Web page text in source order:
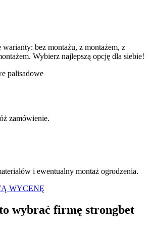
warianty: bez montażu, z montażem, z
Wybierz najlepszą opcję dla siebie!
zamówienie.
i ewentualny montaż ogrodzenia.
WYCENĘ
wybrać firmę strongbet